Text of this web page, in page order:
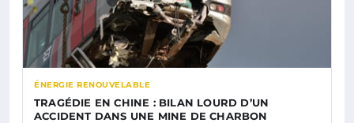
ÉNERGIE RENOUVELABLE
TRAGÉDIE EN CHINE : BILAN LOURD D’UN
ACCIDENT DANS UNE MINE DE CHARBON